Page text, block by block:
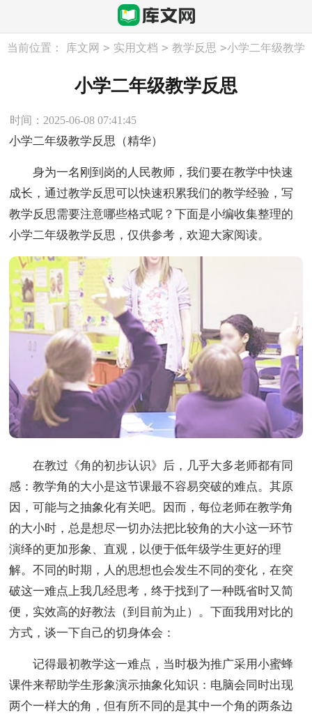
当前位置： 库文网 > 实用文档 > 教学反思 >小学二年级教学
小学二年级教学反思
时间：2025-06-08 07:41:45
小学二年级教学反思（精华）
身为一名刚到岗的人民教师，我们要在教学中快速
成长，通过教学反思可以快速积累我们的教学经验，写
教学反思需要注意哪些格式呢？下面是小编收集整理的
小学二年级教学反思，仅供参考，欢迎大家阅读。
在教过《角的初步认识》后，几乎大多老师都有同
感：教学角的大小是这节课最不容易突破的难点。其原
因，可能与之抽象化有关吧。因而，每位老师在教学角
的大小时，总是想尽一切办法把比较角的大小这一环节
演绎的更加形象、直观，以便于低年级学生更好的理
解。不同的时期，人的思想也会发生不同的变化，在突
破这一难点上我几经思考，终于找到了一种既省时又简
便，实效高的好教法（到目前为止）。下面我用对比的
方式，谈一下自己的切身体会：
记得最初教学这一难点，当时极为推广采用小蜜蜂
课件来帮助学生形象演示抽象化知识：电脑会同时出现
两个一样大的角，但有所不同的是其中一个角的两条边